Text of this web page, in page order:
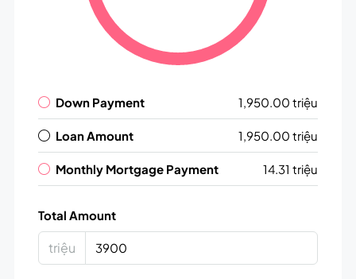
Down Payment 1,950.00 triệu
Loan Amount 1,950.00 triệu
Monthly Mortgage Payment 14.31 triệu
Total Amount
triệu